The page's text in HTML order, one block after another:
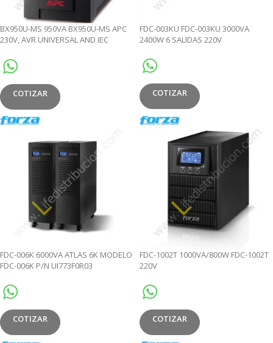
BX950U-MS 950VA BX950U-MS APC
230V, AVR UNIVERSAL AND IEC
COTIZAR
FDC-003KU FDC-003KU 3000VA
2400W 6 SALIDAS 220V
COTIZAR
FDC-006K 6000VA ATLAS 6K MODELO
FDC-006K P/N UI773F0R03
COTIZAR
FDC-1002T 1000VA/800W FDC-1002T
220V
COTIZAR